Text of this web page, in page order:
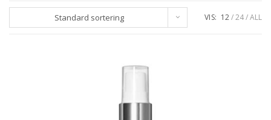
Standard sortering VIS: 12 24 ALL